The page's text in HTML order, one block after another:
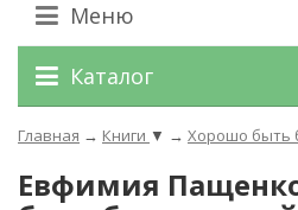
Меню
Каталог
Главная → Книги ▼ → Хорошо быть
Евфимия